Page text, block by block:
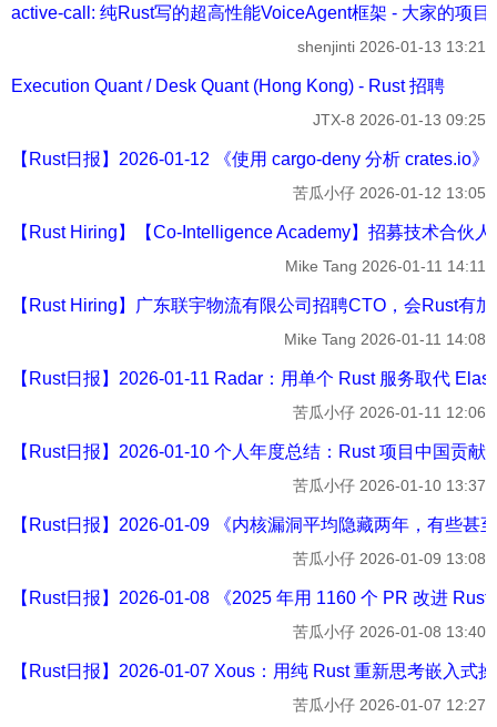
active-call: 纯Rust写的超高性能VoiceAgent框架 - 大家的项目
shenjinti 2026-01-13 13:21
Execution Quant / Desk Quant (Hong Kong) - Rust 招聘
JTX-8 2026-01-13 09:25
【Rust日报】2026-01-12 《使用 cargo-deny 分析 crates.io
苦瓜小仔 2026-01-12 13:05
【Rust Hiring】【Co-Intelligence Academy】招募技术合伙
Mike Tang 2026-01-11 14:11
【Rust Hiring】广东联宇物流有限公司招聘CTO，会Rust有
Mike Tang 2026-01-11 14:08
【Rust日报】2026-01-11 Radar：用单个 Rust 服务取代
苦瓜小仔 2026-01-11 12:06
【Rust日报】2026-01-10 个人年度总结：Rust 项目中国贡
苦瓜小仔 2026-01-10 13:37
【Rust日报】2026-01-09 《内核漏洞平均隐藏两年，有些
苦瓜小仔 2026-01-09 13:08
【Rust日报】2026-01-08 《2025 年用 1160 个 PR 改进
苦瓜小仔 2026-01-08 13:40
【Rust日报】2026-01-07 Xous：用纯 Rust 重新思考嵌入式
苦瓜小仔 2026-01-07 12:27